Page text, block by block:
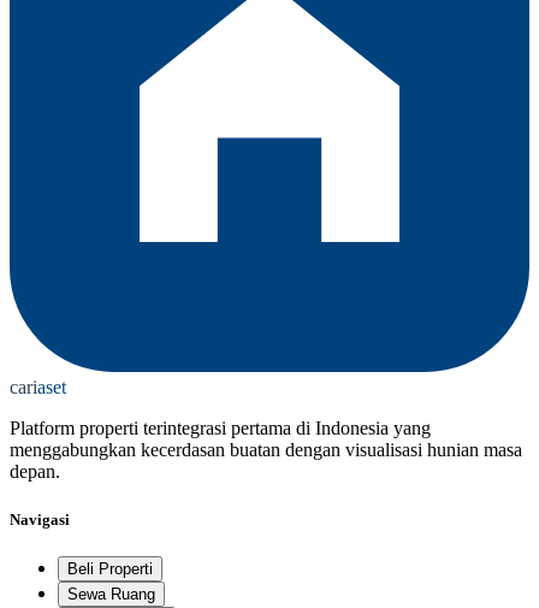
cariaset
Platform properti terintegrasi pertama di Indonesia yang
menggabungkan kecerdasan buatan dengan visualisasi hunian masa
depan.
Navigasi
Beli Properti
Sewa Ruang